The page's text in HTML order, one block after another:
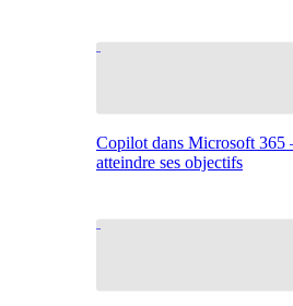
Copilot dans Microsoft 365
atteindre ses objectifs